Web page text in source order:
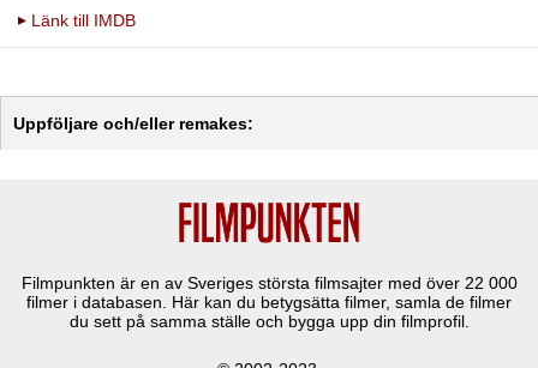
Länk till IMDB
Uppföljare och/eller remakes:
Filmpunkten är en av Sveriges största filmsajter med över 22 000
filmer i databasen. Här kan du betygsätta filmer, samla de filmer
du sett på samma ställe och bygga upp din filmprofil.